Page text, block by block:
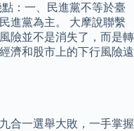
：一、民進黨不等於臺
進黨為主。 大摩說聯繫
險並不是消失了，而是轉
濟和股市上的下行風險遠
合一選舉大敗，一手掌握